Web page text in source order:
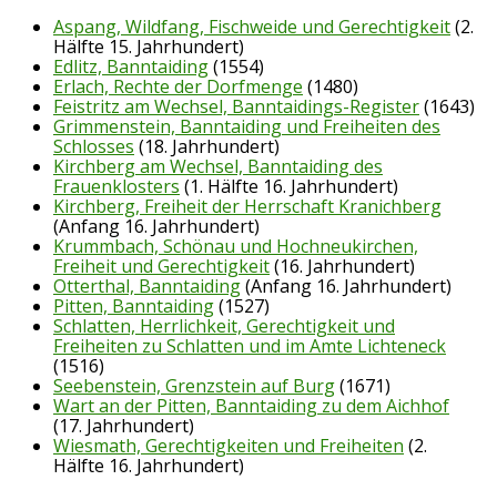
Aspang, Wildfang, Fischweide und Gerechtigkeit(2.
Hälfte 15. Jahrhundert)
Edlitz, Banntaiding(1554)
Erlach, Rechte der Dorfmenge (1480)
Feistritz am Wechsel, Banntaidings-Register(1643)
Grimmenstein, Banntaiding und Freiheiten des
Schlosses (18. Jahrhundert)
Kirchberg am Wechsel, Banntaiding des
Frauenklosters (1. Hälfte 16. Jahrhundert)
Kirchberg, Freiheit der Herrschaft Kranichberg
(Anfang 16. Jahrhundert)
Krummbach, Schönau und Hochneukirchen,
Freiheit und Gerechtigkeit(16. Jahrhundert)
Otterthal, Banntaiding(Anfang 16. Jahrhundert)
Pitten, Banntaiding(1527)
Schlatten, Herrlichkeit, Gerechtigkeit und
Freiheiten zu Schlatten und im Amte Lichteneck
(1516)
Seebenstein, Grenzstein auf Burg(1671)
Wart an der Pitten, Banntaiding zu dem Aichhof
(17. Jahrhundert)
Wiesmath, Gerechtigkeiten und Freiheiten (2.
Hälfte 16. Jahrhundert)